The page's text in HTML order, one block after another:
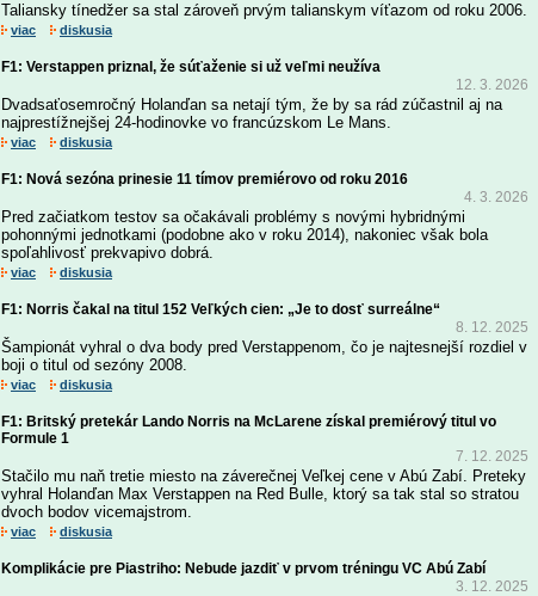
Taliansky tínedžer sa stal zároveň prvým talianskym víťazom od roku 2006.
viac diskusia
F1: Verstappen priznal, že súťaženie si už veľmi neužíva
12. 3. 2026
Dvadsaťosemročný Holanďan sa netají tým, že by sa rád zúčastnil aj na
najprestížnejšej 24-hodinovke vo francúzskom Le Mans.
viac diskusia
F1: Nová sezóna prinesie 11 tímov premiérovo od roku 2016
4. 3. 2026
Pred začiatkom testov sa očakávali problémy s novými hybridnými
pohonnými jednotkami (podobne ako v roku 2014), nakoniec však bola
spoľahlivosť prekvapivo dobrá.
viac diskusia
F1: Norris čakal na titul 152 Veľkých cien: „Je to dosť surreálne“
8. 12. 2025
Šampionát vyhral o dva body pred Verstappenom, čo je najtesnejší rozdiel v
boji o titul od sezóny 2008.
viac diskusia
F1: Britský pretekár Lando Norris na McLarene získal premiérový titul vo
Formule 1
7. 12. 2025
Stačilo mu naň tretie miesto na záverečnej Veľkej cene v Abú Zabí. Preteky
vyhral Holanďan Max Verstappen na Red Bulle, ktorý sa tak stal so stratou
dvoch bodov vicemajstrom.
viac diskusia
Komplikácie pre Piastriho: Nebude jazdiť v prvom tréningu VC Abú Zabí
3. 12. 2025